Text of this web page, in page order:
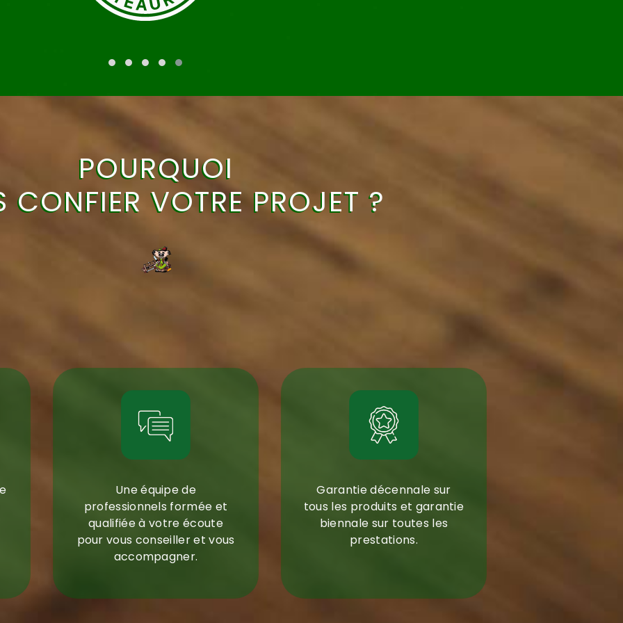
POURQUOI
CONFIER VOTRE PROJET ?
Une équipe de
professionnels formée et
qualifiée à votre écoute
pour vous conseiller et vous
accompagner.
Garantie décennale sur
tous les produits et garantie
biennale sur toutes les
prestations.